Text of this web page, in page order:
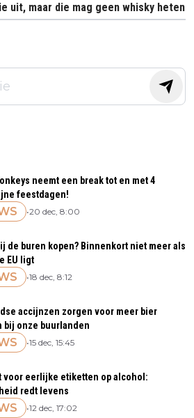
uit, maar die mag geen whisky heten
neemt een break tot en met 4
feestdagen!
•20 dec, 8:00
de buren kopen? Binnenkort niet meer als
EU ligt
•18 dec, 8:12
accijnzen zorgen voor meer bier
bij onze buurlanden
•15 dec, 15:45
voor eerlijke etiketten op alcohol:
redt levens
•12 dec, 17:02